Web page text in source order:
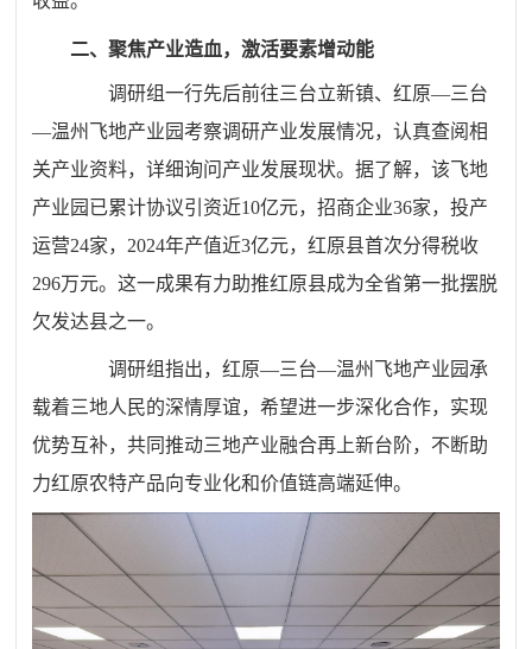
二、聚焦产业造血，激活要素增动能
调研组一行先后前往三台立新镇、红原—三台
—温州飞地产业园考察调研产业发展情况，认真查阅相
关产业资料，详细询问产业发展现状。据了解，该飞地
产业园已累计协议引资近10亿元，招商企业36家，投产
运营24家，2024年产值近3亿元，红原县首次分得税收
296万元。这一成果有力助推红原县成为全省第一批摆脱
欠发达县之一。
调研组指出，红原—三台—温州飞地产业园承
载着三地人民的深情厚谊，希望进一步深化合作，实现
优势互补，共同推动三地产业融合再上新台阶，不断助
力红原农特产品向专业化和价值链高端延伸。